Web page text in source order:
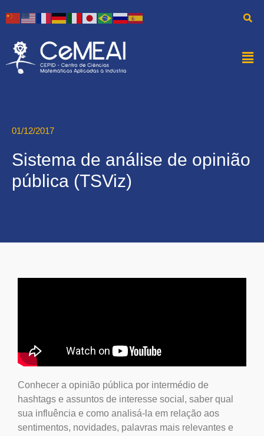
01/12/2017
Sistema de análise de opinião
pública (TSViz)
Conhecer a opinião pública por intermédio de
hashtags e assuntos de interesse social, saber qual
sua influência e como analisá-la em relação aos
sentimentos, novidades, palavras mais relevantes e